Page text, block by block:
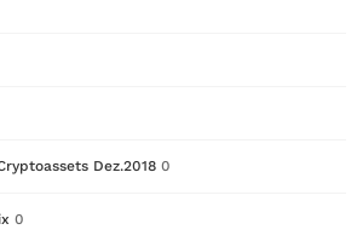
Dez.2018 0
0